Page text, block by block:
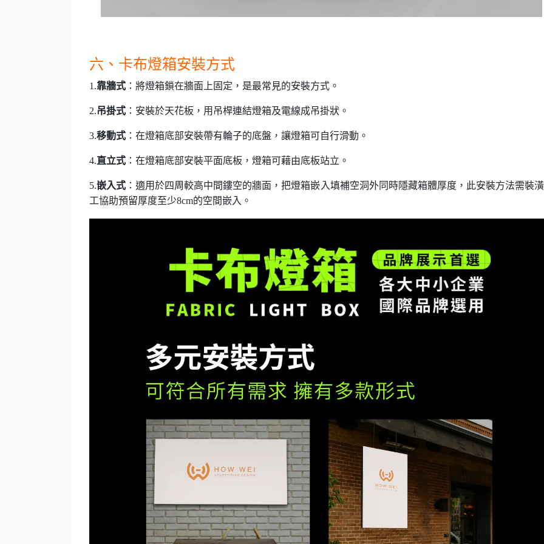
六、卡布燈箱安裝方式
1.靠牆式 ：將燈箱鎖在牆面上固定，是最常見的安裝方式。
2.吊掛式 ：安裝於天花板，用吊桿連結燈箱及電線成吊掛狀。
3.移動式 ：在燈箱底部安裝帶有輪子的底盤，讓燈箱可自行滑動。
4.直立式 ：在燈箱底部安裝平面底板，燈箱可藉由底板站立。
5.嵌入式 ：適用於四周較高中間鏤空的牆面，把燈箱嵌入填補空洞外同時隱藏箱體厚度，此安裝方法需裝
工協助預留厚度至少8cm的空間嵌入。